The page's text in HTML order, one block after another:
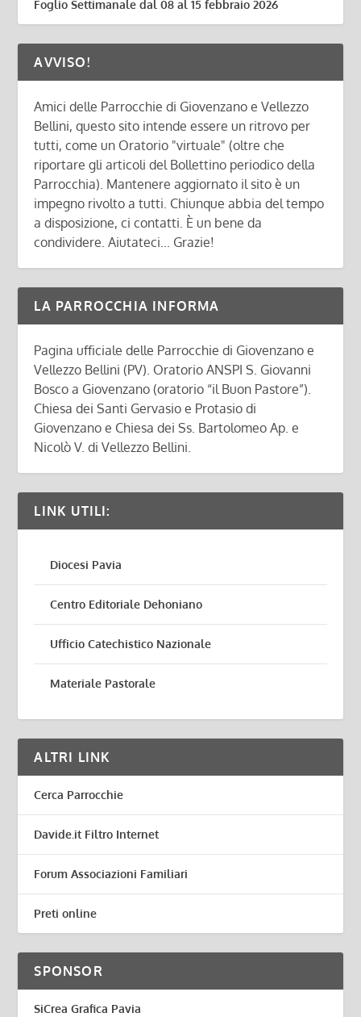
Foglio Settimanale dal 08 al 15 febbraio 2026
AVVISO!
Amici delle Parrocchie di Giovenzano e Vellezzo
Bellini, questo sito intende essere un ritrovo per
tutti, come un Oratorio "virtuale" (oltre che
riportare gli articoli del Bollettino periodico della
Parrocchia). Mantenere aggiornato il sito è un
impegno rivolto a tutti. Chiunque abbia del tempo
a disposizione, ci contatti. È un bene da
condividere. Aiutateci... Grazie!
LA PARROCCHIA INFORMA
Pagina ufficiale delle Parrocchie di Giovenzano e
Vellezzo Bellini (PV). Oratorio ANSPI S. Giovanni
Bosco a Giovenzano (oratorio “il Buon Pastore”).
Chiesa dei Santi Gervasio e Protasio di
Giovenzano e Chiesa dei Ss. Bartolomeo Ap. e
Nicolò V. di Vellezzo Bellini.
LINK UTILI:
Diocesi Pavia
Centro Editoriale Dehoniano
Ufficio Catechistico Nazionale
Materiale Pastorale
ALTRI LINK
Cerca Parrocchie
Davide.it Filtro Internet
Forum Associazioni Familiari
Preti online
SPONSOR
SiCrea Grafica Pavia